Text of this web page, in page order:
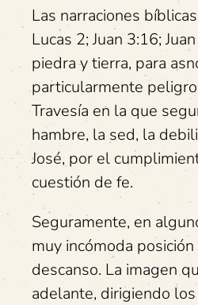
Las narraciones
Lucas 2; Juan 3:16;
piedra y tierra, para
particularmente
Travesía en la que
hambre, la sed, la
José, por el
cuestión de fe.
Seguramente, en
muy incómoda
descanso. La imagen
adelante, dirigiendo